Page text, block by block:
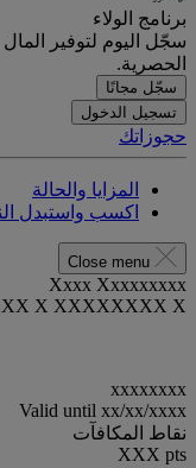
برنامج الولاء
سجّل اليوم لتوفير
الحصرية.
سجّل مجانًا
تسجيل الدخول
حجوزاتك
المزايا والحالة
اكسب واستبدل
Close menu
Xxxx Xxxxxxxxx
X XXXXXXXX X
xxxxxxxx
Valid until xx/xx/xxxx
نقاط المكافآت
XXX pts